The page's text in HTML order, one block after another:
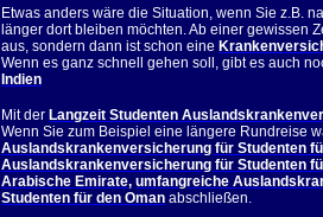
Etwas anders wäre die Situation, wenn Sie z.B.
länger dort bleiben möchten. Ab einer gewissen
aus, sondern dann ist schon eine
Wenn es ganz schnell gehen soll, gibt es auch
Indien
Mit der Langzeit Studenten
Wenn Sie zum Beispiel eine längere Rundreise
Auslandskrankenversicherung für Studenten
Auslandskrankenversicherung für Studenten
Arabische Emirate,umfangreiche
Studenten für den Oman abschließen.